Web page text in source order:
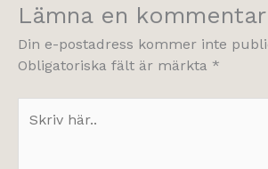
Lämna en kommentar
Din e-postadress kommer inte
Obligatoriska fält är märkta *
här..